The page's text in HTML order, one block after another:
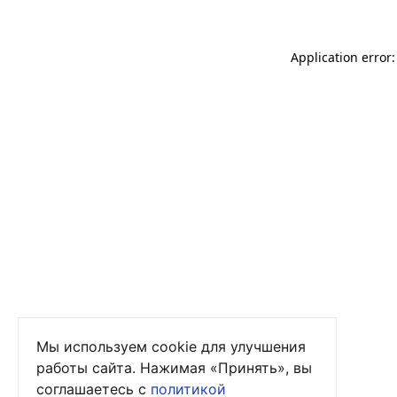
Application
Мы используем cookie для улучшения
работы сайта. Нажимая «Принять», вы
соглашаетесь с политикой